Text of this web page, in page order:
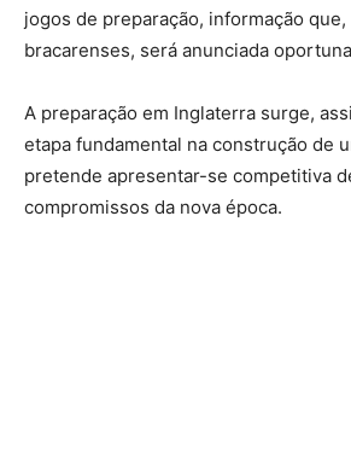
jogos de preparação, informação
bracarenses, será anunciada
A preparação em Inglaterra surge,
etapa fundamental na construção de
pretende apresentar-se competitiva
compromissos da nova época.